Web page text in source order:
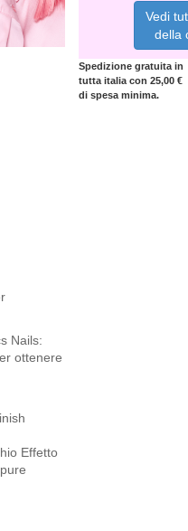
Nails:
ottenere
Effetto
Vedi
della
Spedizione gratuita in
tutta italia con 25,00 €
di spesa minima.